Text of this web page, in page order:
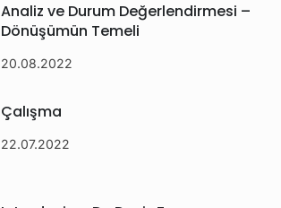
Analiz ve Durum Değerlendirmesi –
Dönüşümün Temeli
20.08.2022
Çalışma
22.07.2022